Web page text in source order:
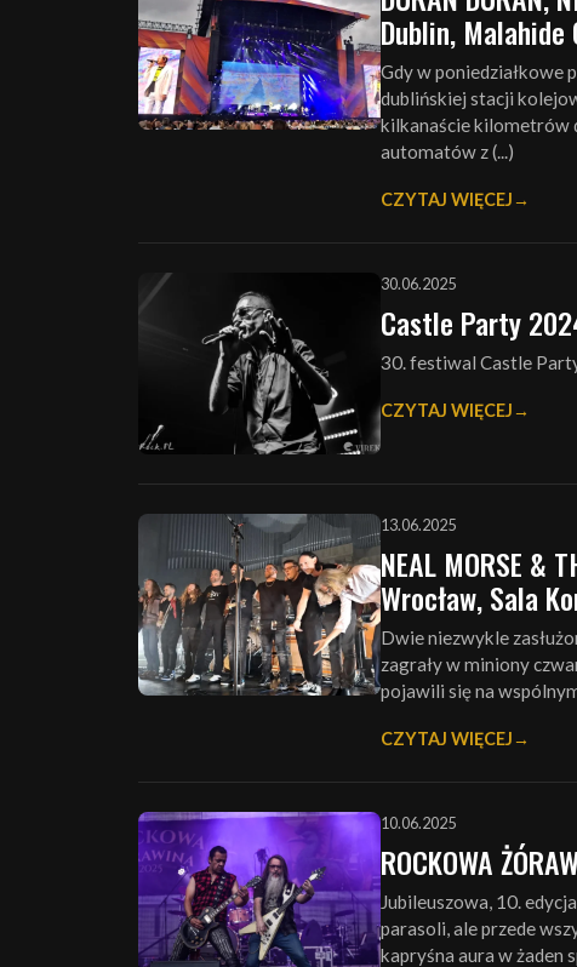
Dublin,
Gdy w poniedziałkowe
dublińskiej stacji
kilkanaście kilometrów
automatów z (...)
CZYTAJ WIĘCEJ
30.06.2025
Castle Party
30. festiwal Castle
CZYTAJ WIĘCEJ
13.06.2025
NEAL MORSE &
Wrocław, Sala
Dwie niezwykle
zagrały w miniony
pojawili się na
CZYTAJ WIĘCEJ
10.06.2025
ROCKOWA
Jubileuszowa, 10.
parasoli, ale przede
kapryśna aura w żaden